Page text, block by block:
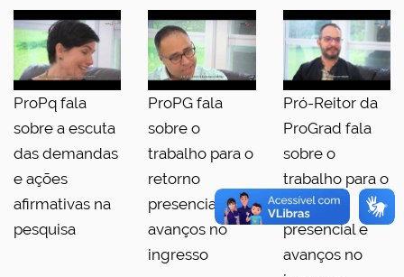
ProPq fala
sobre a escuta
das demandas
e ações
afirmativas na
pesquisa
ProPG fala
sobre o
trabalho para o
retorno
presencial e
avanços no
ingresso
Pró-Reitor da
ProGrad fala
sobre o
trabalho para o
retorno
presencial e
avanços no